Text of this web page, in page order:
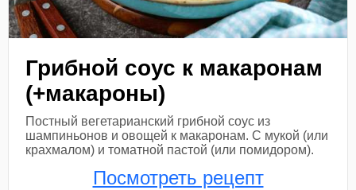
Грибной соус к макаронам
(+макароны)
Постный вегетарианский грибной соус из
шампиньонов и овощей к макаронам. С мукой (или
крахмалом) и томатной пастой (или помидором).
Посмотреть рецепт